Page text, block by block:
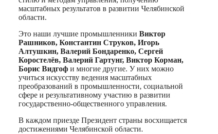
масштабных результатов в развитии Челябинской
области.
Это наши лучшие промышленники Виктор
Рашников, Константин Струков, Игорь
Алтушкин, Валерий Бондаренко, Сергей
Коростелёв, Валерий Гартунг, Виктор Корман,
Борис Видгоф и многие другие. У них можно
учиться искусству ведения масштабных
преобразований в промышленности, социальной
сфере и результативному участию в развитии
государственно-общественного управления.
В каждом приезде Президент страны восхищается
достижениями Челябинской области.